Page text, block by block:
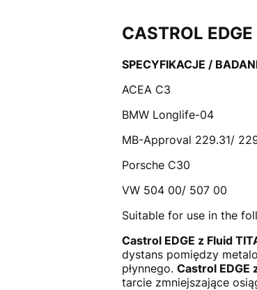
CASTROL
SPECYFIKACJE /
ACEA C3
BMW Longlife-04
MB-Approval 229.31/
Porsche C30
VW 504 00/ 507 00
Suitable for use in the
Castrol EDGE z Fluid
dystans pomiędzy
płynnego. Castrol EDGE
tarcie zmniejszające